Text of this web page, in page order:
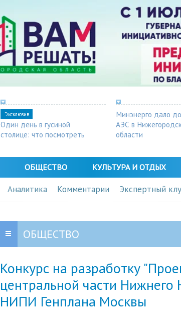
Эксклюзив
Один день в гусиной
столице: что посмотреть
Минэнерго дало
АЭС в
области
ОБЩЕСТВО КУЛЬТУРА И ОТДЫХ
Аналитика Комментарии Экспертный
ОБЩЕСТВО
Конкурс на разработку
центральной части Нижнего
НИПИ Генплана Москвы